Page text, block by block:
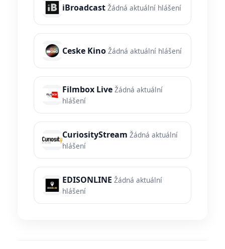
iBroadcast Žádná aktuální hlášení
Ceske Kino Žádná aktuální hlášení
Filmbox Live Žádná aktuální
hlášení
CuriosityStream Žádná aktuální
hlášení
EDISONLINE Žádná aktuální
hlášení